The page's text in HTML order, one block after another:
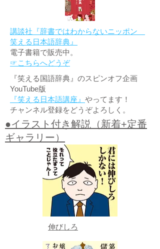
講談社『辞書ではわからないニッポン
笑える日本語辞典』
電子書籍で販売中。
☞こちらへどうぞ
『笑える国語辞典』のスピンオフ企画
YouTube版
『笑える日本語講座』 やってます！
チャンネル登録をどうぞよろしく。
●イラスト付き解説（新着+定番
ギャラリー）
伸びしろ